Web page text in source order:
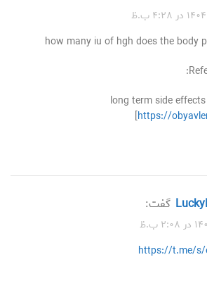
how many iu of hgh does the body
long term side
[https://
گفت:
https://t.me/s/